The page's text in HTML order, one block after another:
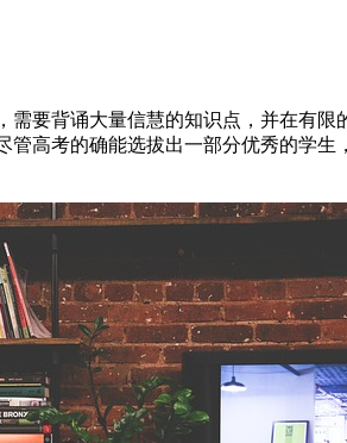
要背诵大量信慧的知识点，并在有限
高考的确能选拔出一部分优秀的学生